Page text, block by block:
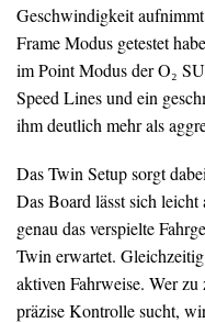
Geschwindigkeit
Frame Modus getestet
im Point Modus der O₂
Speed Lines und ein
ihm deutlich mehr als
Das Twin Setup sorgt
Das Board lässt sich
genau das verspielte
Twin erwartet.
aktiven Fahrweise. Wer
präzise Kontrolle sucht,